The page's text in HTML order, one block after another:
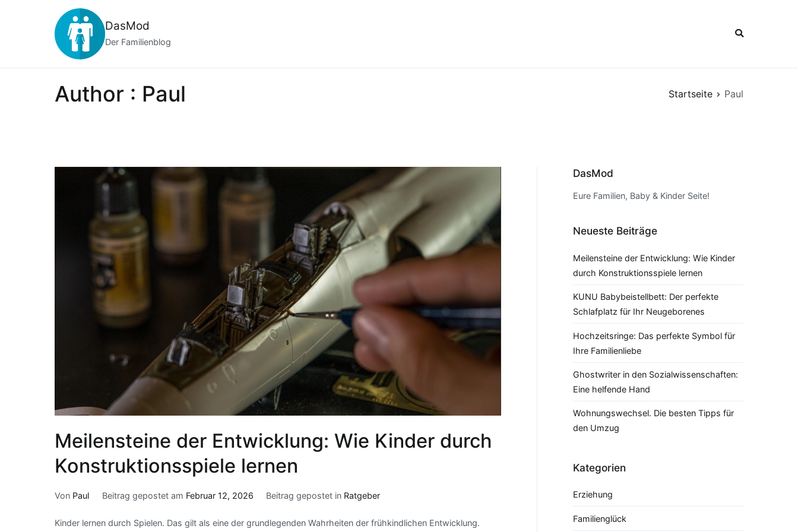
DasMod
Der Familienblog
Author : Paul Startseite Paul
Meilensteine der Entwicklung: Wie Kinder durch
Konstruktionsspiele lernen
Von Paul Beitrag gepostet am Februar 12, 2026 Beitrag gepostet in Ratgeber
Kinder lernen durch Spielen. Das gilt als eine der grundlegenden Wahrheiten der frühkindlichen Entwicklung.
DasMod
Eure Familien, Baby & Kinder Seite!
Neueste Beiträge
Meilensteine der Entwicklung: Wie Kinder
durch Konstruktionsspiele lernen
KUNU Babybeistellbett: Der perfekte
Schlafplatz für Ihr Neugeborenes
Hochzeitsringe: Das perfekte Symbol für
Ihre Familienliebe
Ghostwriter in den Sozialwissenschaften:
Eine helfende Hand
Wohnungswechsel. Die besten Tipps für
den Umzug
Kategorien
Erziehung
Familienglück